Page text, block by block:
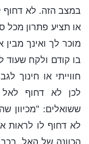
במצב הזה. לא דחוף
או תציע פתרון מכל
מוכר לך ואינך
בו קודם ולקח שעוד
חווייתי או חינוך
לכן לא דחוף
ששואלים: "מכיוון
לא דחוף לו לראות
הכוונה של האל.